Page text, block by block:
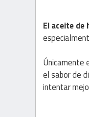
El aceite de
Únicamente
el sabor de
intentar